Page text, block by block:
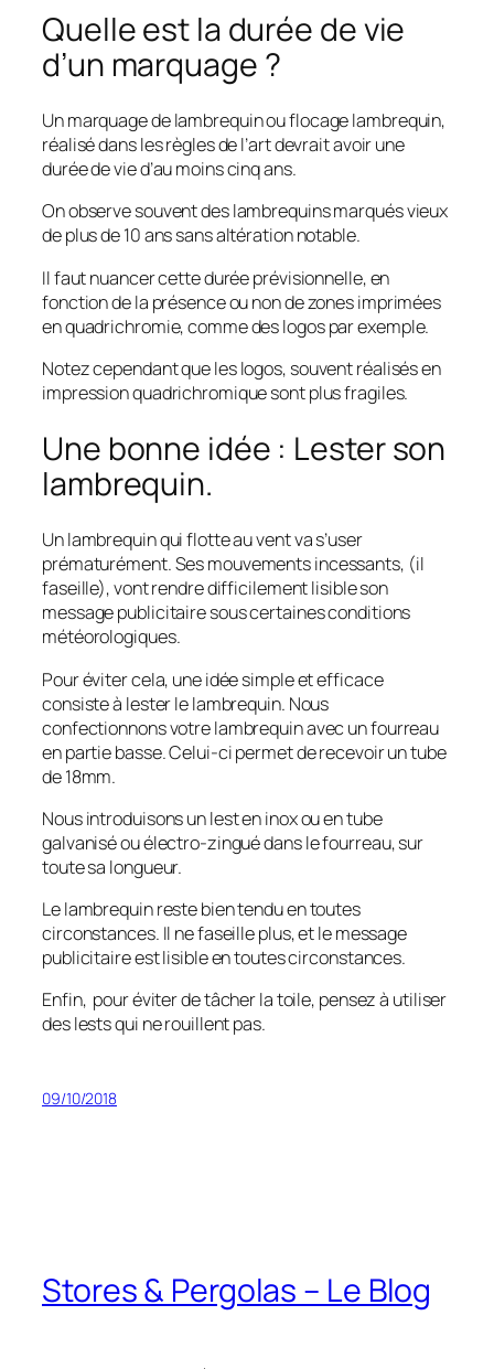
Quelle est la durée de vie
d’un marquage ?
Un marquage de lambrequin ou flocage lambrequin,
réalisé dans les règles de l’art devrait avoir une
durée de vie d’au moins cinq ans.
On observe souvent des lambrequins marqués vieux
de plus de 10 ans sans altération notable.
Il faut nuancer cette durée prévisionnelle, en
fonction de la présence ou non de zones imprimées
en quadrichromie, comme des logos par exemple.
Notez cependant que les logos, souvent réalisés en
impression quadrichromique sont plus fragiles.
Une bonne idée : Lester son
lambrequin.
Un lambrequin qui flotte au vent va s’user
prématurément. Ses mouvements incessants, (il
faseille), vont rendre difficilement lisible son
message publicitaire sous certaines conditions
météorologiques.
Pour éviter cela, une idée simple et efficace
consiste à lester le lambrequin. Nous
confectionnons votre lambrequin avec un fourreau
en partie basse. Celui-ci permet de recevoir un tube
de 18mm.
Nous introduisons un lest en inox ou en tube
galvanisé ou électro-zingué dans le fourreau, sur
toute sa longueur.
Le lambrequin reste bien tendu en toutes
circonstances. Il ne faseille plus, et le message
publicitaire est lisible en toutes circonstances.
Enfin, pour éviter de tâcher la toile, pensez à utiliser
des lests qui ne rouillent pas.
09/10/2018
Stores & Pergolas – Le Blog